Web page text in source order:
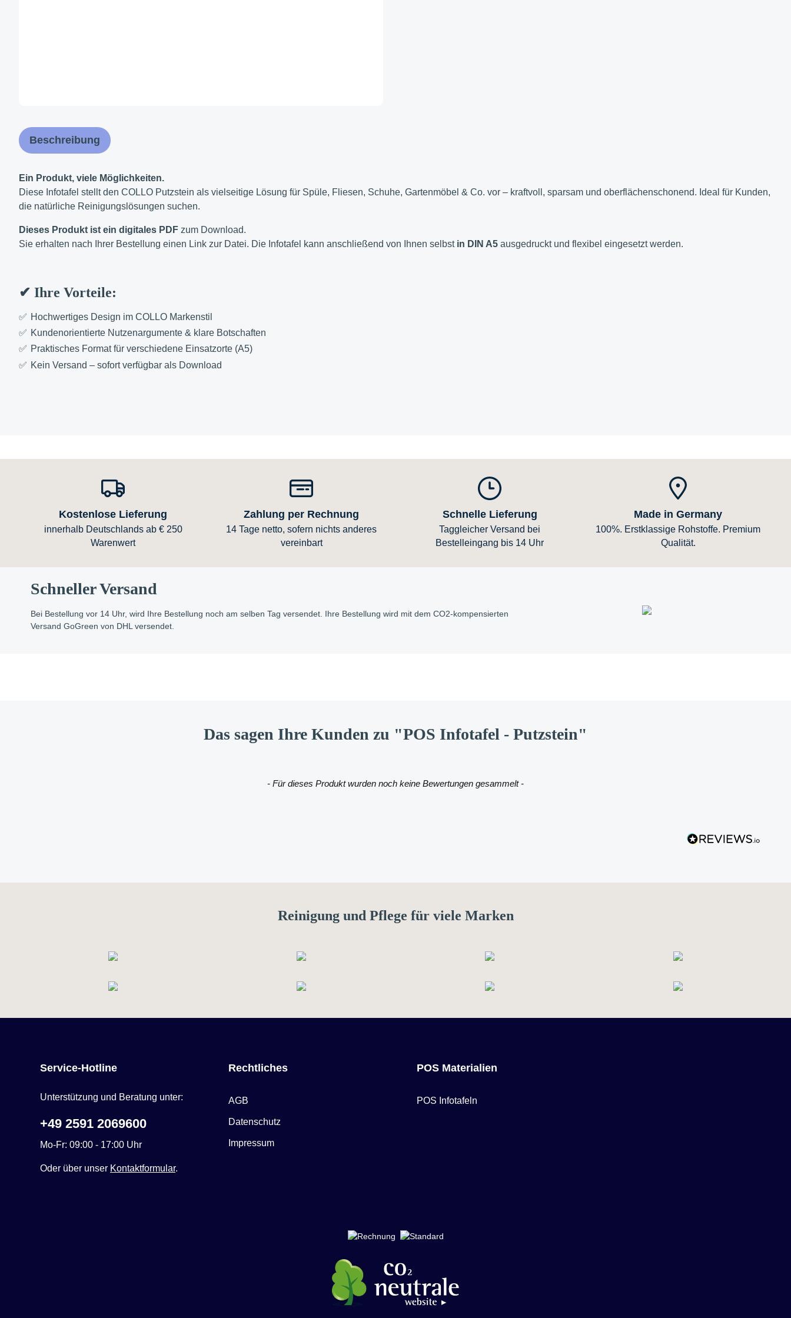
Beschreibung
Ein Produkt, viele Möglichkeiten.
Diese Infotafel stellt den COLLO Putzstein als vielseitige Lösung für Spüle, Fliesen, Schuhe, Gartenmöbel & Co. vor – kraftvoll, sparsam und oberflächenschonend. Ideal für Kunden,
die natürliche Reinigungslösungen suchen.
Dieses Produkt ist ein digitales PDF zum Download.
Sie erhalten nach Ihrer Bestellung einen Link zur Datei. Die Infotafel kann anschließend von Ihnen selbst in DIN A5 ausgedruckt und flexibel eingesetzt werden.
✔ Ihre Vorteile:
Hochwertiges Design im COLLO Markenstil
Kundenorientierte Nutzenargumente & klare Botschaften
Praktisches Format für verschiedene Einsatzorte (A5)
Kein Versand – sofort verfügbar als Download
Kostenlose Lieferung
innerhalb Deutschlands ab € 250
Warenwert
Zahlung per Rechnung
14 Tage netto, sofern nichts anderes
vereinbart
Schnelle Lieferung
Taggleicher Versand bei
Bestelleingang bis 14 Uhr
Made in Germany
100%. Erstklassige Rohstoffe. Premium
Qualität.
Schneller Versand
Bei Bestellung vor 14 Uhr, wird Ihre Bestellung noch am selben Tag versendet. Ihre Bestellung wird mit dem CO2-kompensierten
Versand GoGreen von DHL versendet.
Das sagen Ihre Kunden zu "POS Infotafel - Putzstein"
- Für dieses Produkt wurden noch keine Bewertungen gesammelt -
Reinigung und Pflege für viele Marken
Service-Hotline
Unterstützung und Beratung unter:
+49 2591 2069600
Mo-Fr: 09:00 - 17:00 Uhr
Oder über unser Kontaktformular.
Rechtliches
AGB
Datenschutz
Impressum
POS Materialien
POS Infotafeln